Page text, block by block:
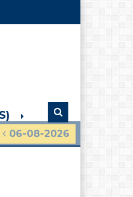
06-08-2026
lihat pengumuman